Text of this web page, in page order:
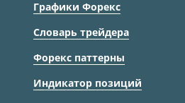
Графики Форекс
Словарь трейдера
Форекс паттерны
Индикатор позиций